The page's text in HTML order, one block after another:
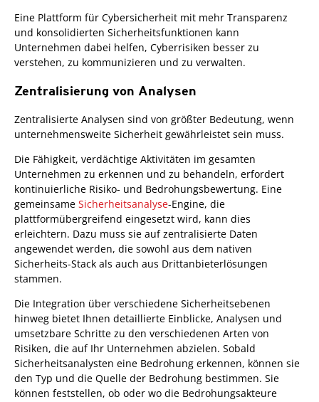
Eine Plattform für Cybersicherheit mit mehr Transparenz
und konsolidierten Sicherheitsfunktionen kann
Unternehmen dabei helfen, Cyberrisiken besser zu
verstehen, zu kommunizieren und zu verwalten.
Zentralisierung von Analysen
Zentralisierte Analysen sind von größter Bedeutung, wenn
unternehmensweite Sicherheit gewährleistet sein muss.
Die Fähigkeit, verdächtige Aktivitäten im gesamten
Unternehmen zu erkennen und zu behandeln, erfordert
kontinuierliche Risiko- und Bedrohungsbewertung. Eine
gemeinsame Sicherheitsanalyse-Engine, die
plattformübergreifend eingesetzt wird, kann dies
erleichtern. Dazu muss sie auf zentralisierte Daten
angewendet werden, die sowohl aus dem nativen
Sicherheits-Stack als auch aus Drittanbieterlösungen
stammen.
Die Integration über verschiedene Sicherheitsebenen
hinweg bietet Ihnen detaillierte Einblicke, Analysen und
umsetzbare Schritte zu den verschiedenen Arten von
Risiken, die auf Ihr Unternehmen abzielen. Sobald
Sicherheitsanalysten eine Bedrohung erkennen, können sie
den Typ und die Quelle der Bedrohung bestimmen. Sie
können feststellen, ob oder wo die Bedrohungsakteure